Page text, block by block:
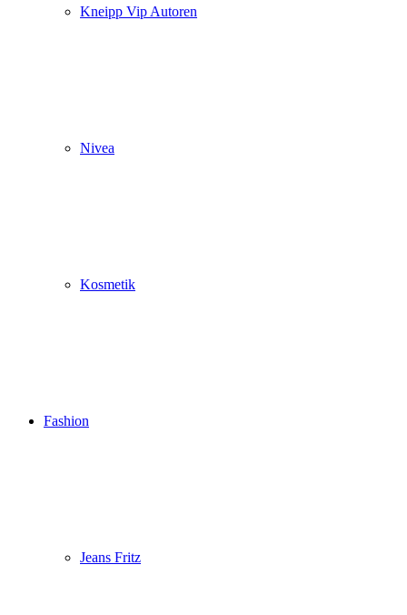
Kneipp Vip Autoren
Nivea
Kosmetik
Fashion
Jeans Fritz